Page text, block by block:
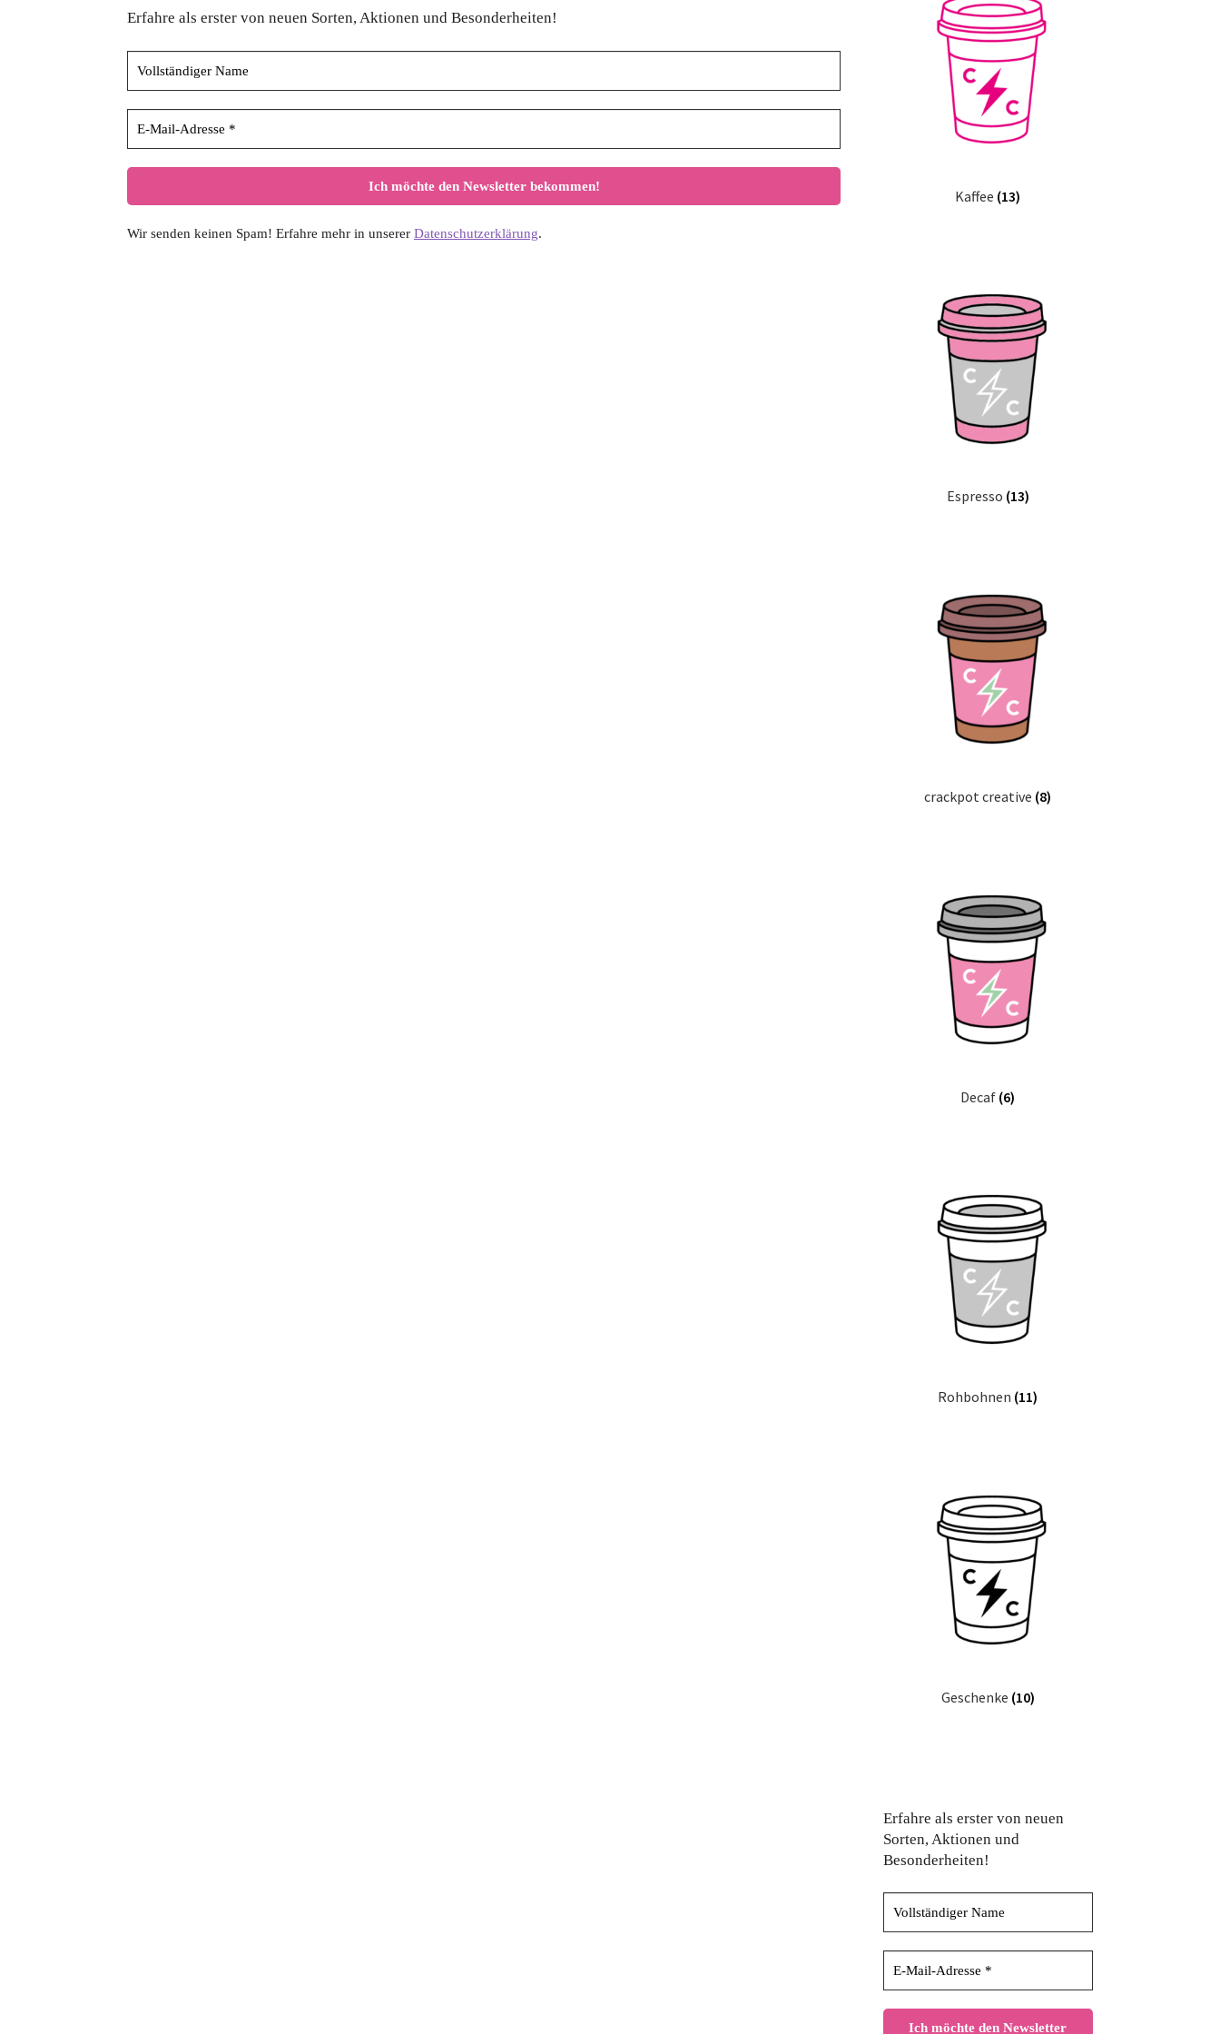
Erfahre als erster von neuen Sorten, Aktionen und Besonderheiten!
Wir senden keinen Spam! Erfahre mehr in unsererDatenschutzerklärung.
Kaffee (13)
Espresso (13)
crackpot creative (8)
Decaf (6)
Rohbohnen (11)
Geschenke (10)
Erfahre als erster von neuen
Sorten, Aktionen und
Besonderheiten!